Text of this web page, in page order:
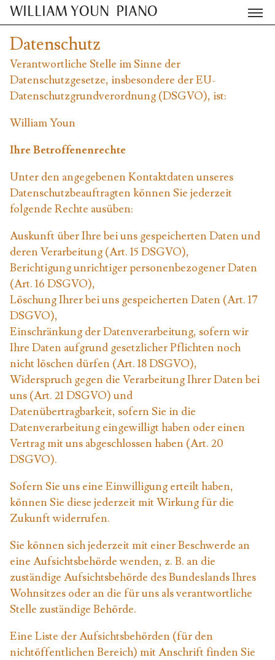
WILLIAM YOUN PIANO
Datenschutz
Verantwortliche Stelle im Sinne der
Datenschutzgesetze, insbesondere der EU-
Datenschutzgrundverordnung (DSGVO), ist:
William Youn
Ihre Betroffenenrechte
Unter den angegebenen Kontaktdaten unseres
Datenschutzbeauftragten können Sie jederzeit
folgende Rechte ausüben:
Auskunft über Ihre bei uns gespeicherten Daten und
deren Verarbeitung (Art. 15 DSGVO),
Berichtigung unrichtiger personenbezogener Daten
(Art. 16 DSGVO),
Löschung Ihrer bei uns gespeicherten Daten (Art. 17
DSGVO),
Einschränkung der Datenverarbeitung, sofern wir
Ihre Daten aufgrund gesetzlicher Pflichten noch
nicht löschen dürfen (Art. 18 DSGVO),
Widerspruch gegen die Verarbeitung Ihrer Daten bei
uns (Art. 21 DSGVO) und
Datenübertragbarkeit, sofern Sie in die
Datenverarbeitung eingewilligt haben oder einen
Vertrag mit uns abgeschlossen haben (Art. 20
DSGVO).
Sofern Sie uns eine Einwilligung erteilt haben,
können Sie diese jederzeit mit Wirkung für die
Zukunft widerrufen.
Sie können sich jederzeit mit einer Beschwerde an
eine Aufsichtsbehörde wenden, z. B. an die
zuständige Aufsichtsbehörde des Bundeslands Ihres
Wohnsitzes oder an die für uns als verantwortliche
Stelle zuständige Behörde.
Eine Liste der Aufsichtsbehörden (für den
nichtöffentlichen Bereich) mit Anschrift finden Sie